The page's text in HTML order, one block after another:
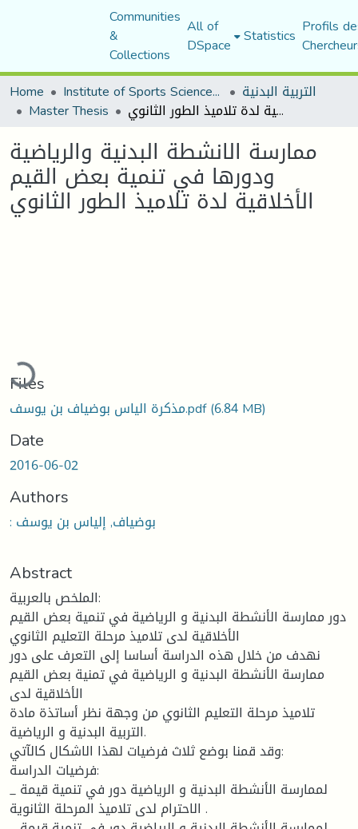
Communities
&
Collections
All of
DSpace Statistics Profils
Home
Institute of Sports Sciences and Techniques التربية البدنية
Master Thesis ممارسة الانشطة البدنية والرياضية ودورها في تنمية بعض القيم الأخلاقية لدة تلاميذ الطور الثانوي
ممارسة الانشطة البدنية والرياضية
ودورها في تنمية بعض القيم
الأخلاقية لدة تلاميذ الطور الثانوي
Loading...
Files
مذكرة الياس بوضياف بن يوسف.pdf(6.84 MB)
Date
2016-06-02
Authors
: بوضياف, إلياس بن يوسف
Abstract
الملخص بالعربية:
دور ممارسة الأنشطة البدنية و الرياضية في تنمية بعض القيم
الأخلاقية لدى تلاميذ مرحلة التعليم الثانوي
نهدف من خلال هذه الدراسة أساسا إلى التعرف على دور
ممارسة الأنشطة البدنية و الرياضية في تمنية بعض القيم
الأخلاقية لدى
تلاميذ مرحلة التعليم الثانوي من وجهة نظر أساتذة مادة
التربية البدنية و الرياضية.
وقد قمنا بوضع ثلاث فرضيات لهذا الاشكال كالآتي:
فرضيات الدراسة:
_ لممارسة الأنشطة البدنية و الرياضية دور في تنمية قيمة
الاحترام لدى تلاميذ المرحلة الثانوية .